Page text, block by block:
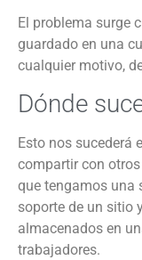
El problema surge
guardado en una
cualquier motivo,
Dónde
Esto nos sucederá
compartir con otros
que tengamos una
soporte de un sitio
almacenados en
trabajadores.